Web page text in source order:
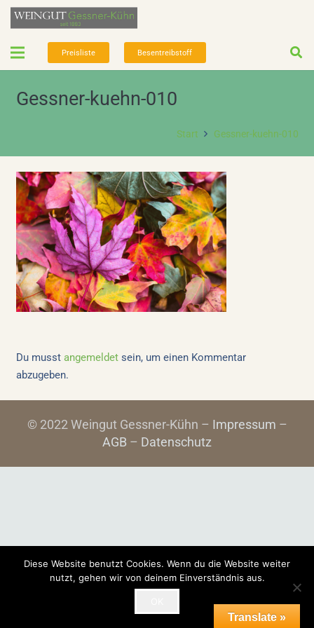
Preisliste Besentreibstoff
Gessner-kuehn-010
Start Gessner-kuehn-010
Du musst angemeldetsein, um einen Kommentar
abzugeben.
© 2022 Weingut Gessner-Kühn – Impressum –
AGB – Datenschutz
Translate »
Diese Website benutzt Cookies. Wenn du die Website weiter
nutzt, gehen wir von deinem Einverständnis aus.